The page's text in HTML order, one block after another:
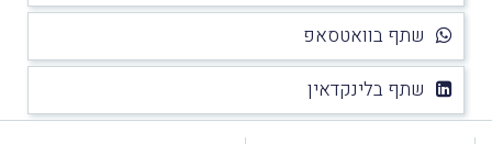
שתף בוואטסאפ
שתף בלינקדאין